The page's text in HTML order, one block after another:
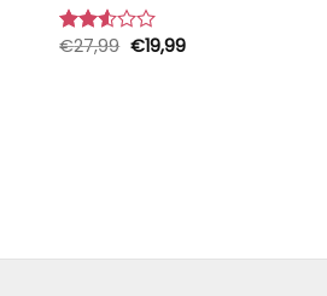
Bewertet
€27,99 Ursprünglicher
Preis
€19,99Aktueller